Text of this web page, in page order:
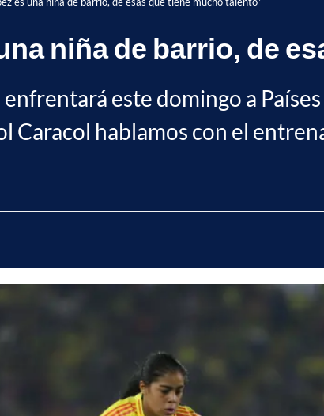
niña de barrio, de
este domingo a
Caracol hablamos con el